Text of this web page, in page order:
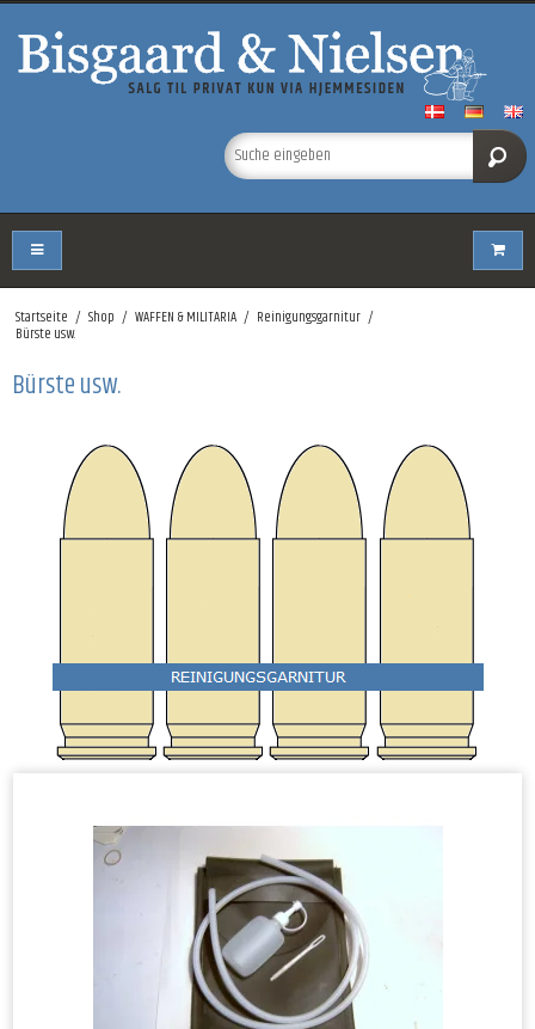
Startseite / Shop / WAFFEN & MILITARIA / Reinigungsgarnitur /
Bürste usw.
Bürste usw.